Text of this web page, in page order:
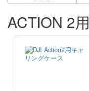
ACTION 2用